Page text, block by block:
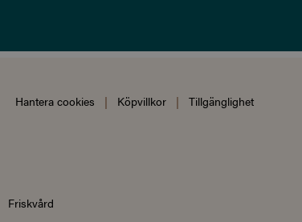
Hantera cookies | Köpvillkor | Tillgänglighet
Friskvård